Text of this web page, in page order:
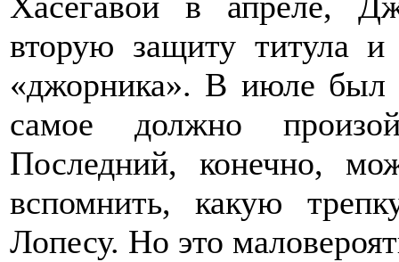
вторую защиту титула
«джорника». В июле был
самое должно
Последний, конечно,
вспомнить, какую
Лопесу. Но это